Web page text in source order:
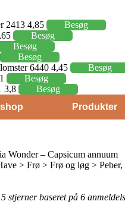
2413 4,85
Besøg
Besøg
Besøg
Besøg
6440 4,45
Besøg
Besøg
3,8
Besøg
Produkter
Wonder – Capsicum annuum
> Frø > Frø og løg >
stjerner baseret på 6